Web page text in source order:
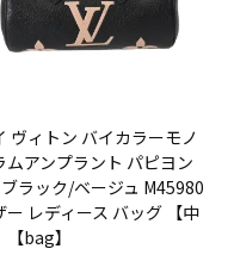
ヴィトン バイカラーモノ
ムアンプラント パピヨン
ラック/ベージュ M45980
ー レディース バッグ 【中
【bag】